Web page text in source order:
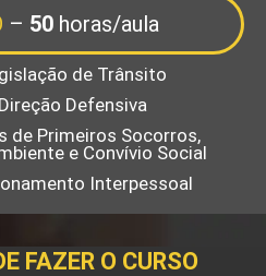
– 50horas/aula
de Trânsito
Defensiva
de Primeiros Socorros,
e Convívio Social
Interpessoal
FAZER O CURSO